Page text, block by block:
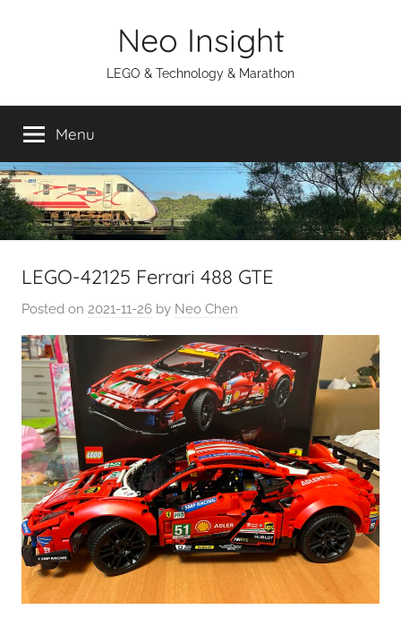
Neo Insight
LEGO & Technology & Marathon
Menu
LEGO-42125 Ferrari 488 GTE
Posted on 2021-11-26 by Neo Chen